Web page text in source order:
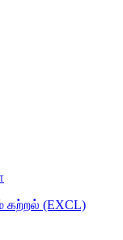
கற்றல் (EXCL)